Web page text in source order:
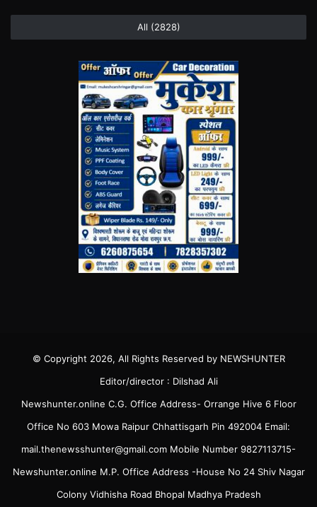
All (2828)
© Copyright 2026, All Rights Reserved by NEWSHUNTER
Editor/director : Dilshad Ali
Newshunter.online C.G. Office Address- Orrange Hive 6 Floor
Office No 603 Mowa Raipur Chhattisgarh Pin 492004 Email:
mail.thenewsshunter@gmail.com Mobile Number 9827113715-
Newshunter.online M.P. Office Address -House No 24 Shiv Nagar
Colony Vidhisha Road Bhopal Madhya Pradesh